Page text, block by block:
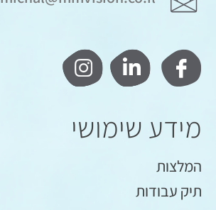
מידע שימושי
המלצות
תיק עבודות